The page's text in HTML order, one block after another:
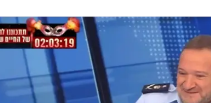
בפרספקטיבה, ההשתלטות של "רוח בלפור" על 13 בשנים האחרונות הייתה משמעותית יותר
היום": העוגן הרל"בי המרכזי בערוץ - רביב
"צוללות", "מילצ'ן" ו-"ויזות"; מוקדי שמאל
כמו "גב האומה" עשו את שלהן. במובן הזה -
אלעד כמנכ"ל חברת החדשות היא מוצלחת. אלעד
אחד, ומצד שני לא נתפס כביביסט כמו קודמו